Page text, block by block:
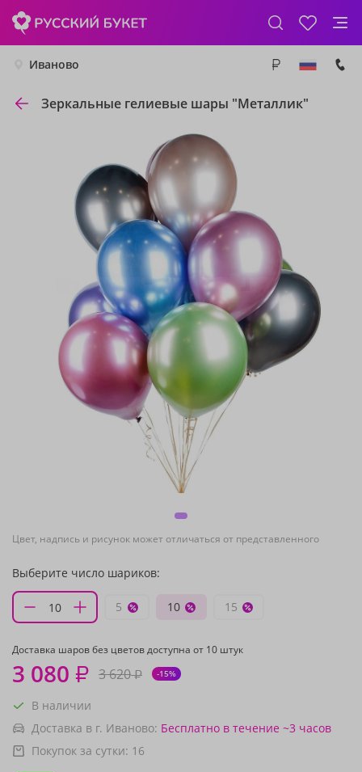
Иваново
Зеркальные гелиевые шары "Металлик"
Цвет, надпись и рисунок может отличаться от представленного
Выберите число шариков:
5 10 15
Доставка шаров без цветов доступна от 10 штук
3 080 ₽ 3 620₽ -15%
В наличии
Доставка в г. Иваново: Бесплатно в течение ~3 часов
Покупок за сутки: 16